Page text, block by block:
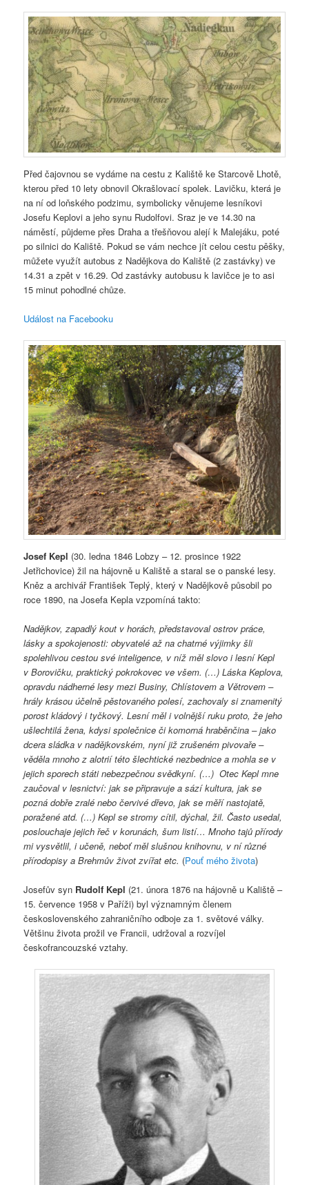
Před čajovnou se vydáme na cestu z Kaliště ke Starcově Lhotě,
kterou před 10 lety obnovil Okrašlovací spolek. Lavičku, která je
na ní od loňského podzimu, symbolicky věnujeme lesníkovi
Josefu Keplovi a jeho synu Rudolfovi. Sraz je ve 14.30 na
náměstí, půjdeme přes Draha a třešňovou alejí k Malejáku, poté
po silnici do Kaliště. Pokud se vám nechce jít celou cestu pěšky,
můžete využít autobus z Nadějkova do Kaliště (2 zastávky) ve
14.31 a zpět v 16.29. Od zastávky autobusu k lavičce je to asi
15 minut pohodlné chůze.
Událost na Facebooku
Josef Kepl (30. ledna 1846 Lobzy – 12. prosince 1922
Jetřichovice) žil na hájovně u Kaliště a staral se o panské lesy.
Kněz a archivář František Teplý, který v Nadějkově působil po
roce 1890, na Josefa Kepla vzpomíná takto:
Nadějkov, zapadlý kout v horách, představoval ostrov práce,
lásky a spokojenosti: obyvatelé až na chatrné výjimky šli
spolehlivou cestou své inteligence, v níž měl slovo i lesní Kepl
v Borovičku, praktický pokrokovec ve všem. (…) Láska Keplova,
opravdu nádherné lesy mezi Businy, Chlístovem a Větrovem –
hrály krásou účelně pěstovaného polesí, zachovaly si znamenitý
porost kládový i tyčkový. Lesní měl i volnější ruku proto, že jeho
ušlechtilá žena, kdysi společnice či komorná hraběnčina – jako
dcera sládka v nadějkovském, nyní již zrušeném pivovaře –
věděla mnoho z alotrií této šlechtické nezbednice a mohla se v
jejich sporech státi nebezpečnou svědkyní. (…) Otec Kepl mne
zaučoval v lesnictví: jak se připravuje a sází kultura, jak se
pozná dobře zralé nebo červivé dřevo, jak se měří nastojatě,
poražené atd. (…) Kepl se stromy cítil, dýchal, žil. Často usedal,
poslouchaje jejich řeč v korunách, šum listí… Mnoho tajů přírody
mi vysvětlil, i učeně, neboť měl slušnou knihovnu, v ní různé
přírodopisy a Brehmův život zvířat etc. (Pouť mého života)
Josefův syn Rudolf Kepl (21. února 1876 na hájovně u Kaliště –
15. července 1958 v Paříži) byl významným členem
československého zahraničního odboje za 1. světové války.
Většinu života prožil ve Francii, udržoval a rozvíjel
českofrancouzské vztahy.